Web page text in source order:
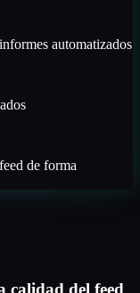
automatizados
de forma
calidad del feed